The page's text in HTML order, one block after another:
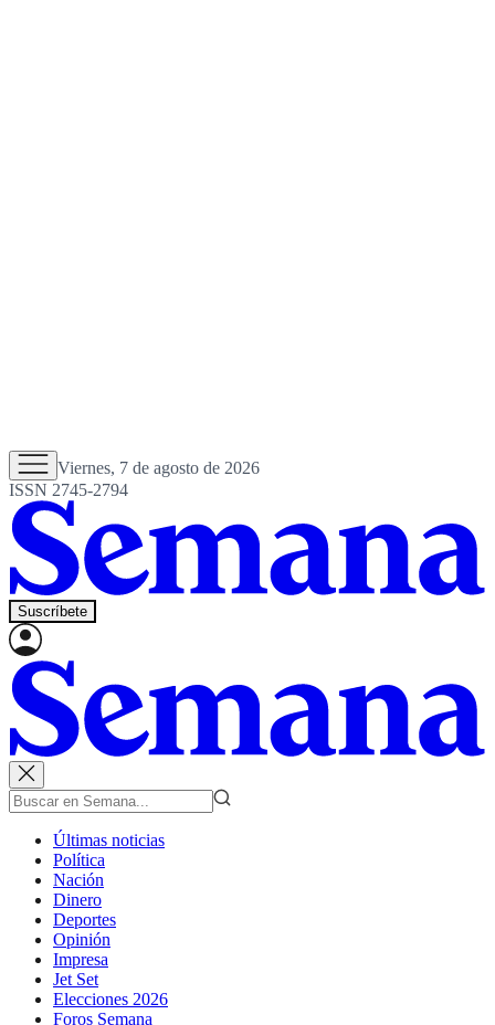
Viernes, 7 de agosto de 2026
ISSN 2745-2794
Suscríbete
Últimas noticias
Política
Nación
Dinero
Deportes
Opinión
Impresa
Jet Set
Elecciones 2026
Foros Semana